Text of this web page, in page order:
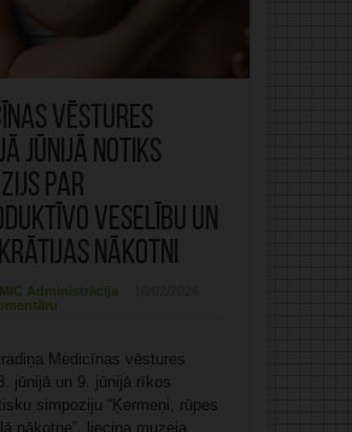
vēstures
jūnijā notiks
par
veselību un
nākotni
MIC Administrācija
Medicīnas vēstures
jūnijā un 9. jūnijā rīkos
simpoziju “Ķermeņi, rūpes
nākotne”, liecina muzeja